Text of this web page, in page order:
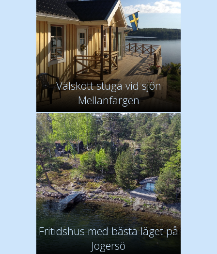
Välskött stuga vid sjön
Mellanfärgen
Fritidshus med bästa läget på
Jogersö